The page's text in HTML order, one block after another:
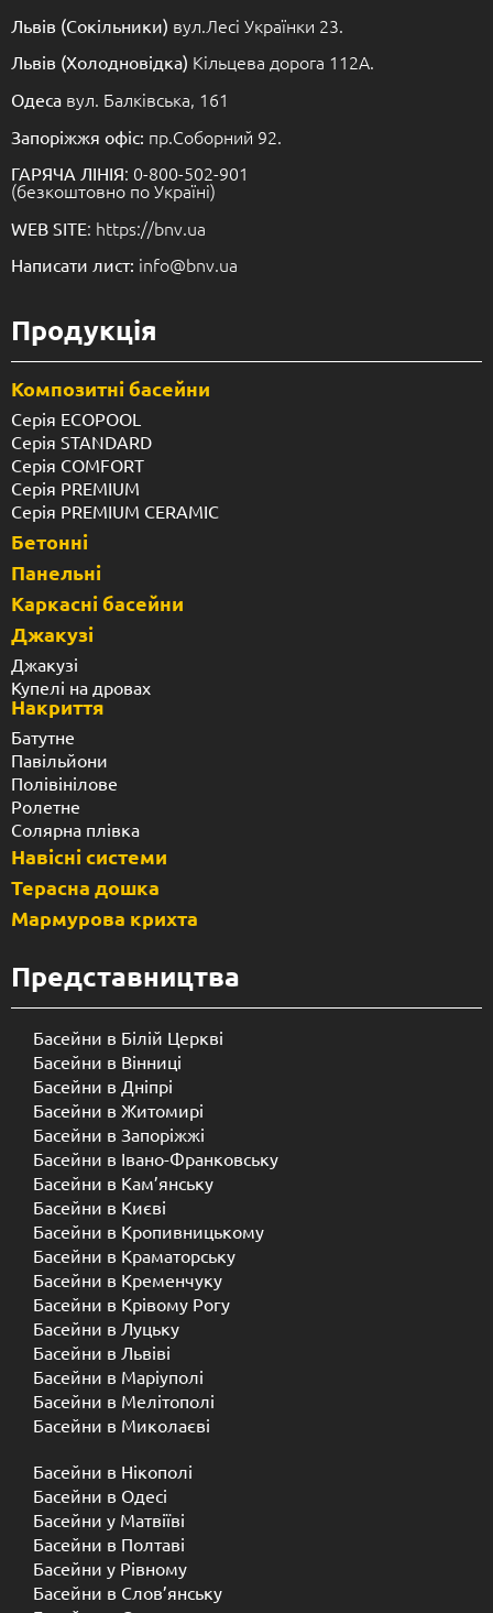
Львів (Сокільники) вул.Лесі Українки 23.
Львів (Холодновідка) Кільцева дорога 112А.
Одеса вул. Балківська, 161
Запоріжжя офіс: пр.Соборний 92.
ГАРЯЧА ЛІНІЯ: 0-800-502-901
(безкоштовно по Україні)
WEB SITE: https://bnv.ua
Написати лист: info@bnv.ua
Продукція
Композитні басейни
Серія ECOPOOL
Серія STANDARD
Серія COMFORT
Серія PREMIUM
Серія PREMIUM CERAMIC
Бетонні
Панельні
Каркасні басейни
Джакузі
Джакузі
Купелі на дровах
Накриття
Батутне
Павільйони
Полівінілове
Ролетне
Солярна плівка
Навісні системи
Терасна дошка
Мармурова крихта
Представництва
Басейни в Білій Церкві
Басейни в Вінниці
Басейни в Дніпрі
Басейни в Житомирі
Басейни в Запоріжжі
Басейни в Івано-Франковську
Басейни в Кам’янську
Басейни в Києві
Басейни в Кропивницькому
Басейни в Краматорську
Басейни в Кременчуку
Басейни в Крівому Рогу
Басейни в Луцьку
Басейни в Львіві
Басейни в Маріуполі
Басейни в Мелітополі
Басейни в Миколаєві
Басейни в Нікополі
Басейни в Одесі
Басейни у Матвіїві
Басейни в Полтаві
Басейни у ​​Рівному
Басейни в Слов’янську